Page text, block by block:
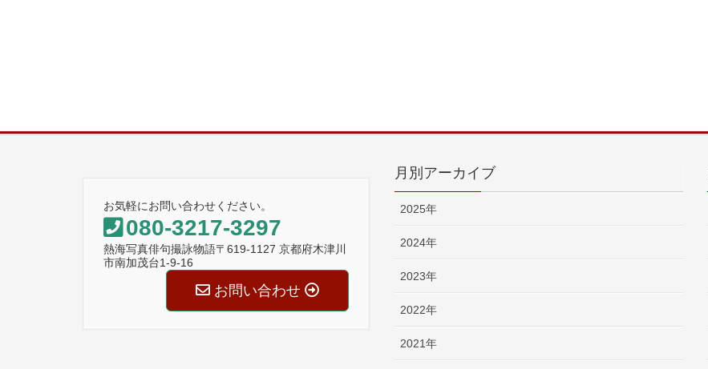
お気軽にお問い合わせください。
080-3217-3297
熱海写真俳句撮詠物語〒619-1127 京都府木津川
市南加茂台1-9-16
お問い合わせ
月別アーカイブ
2025年
2024年
2023年
2022年
2021年